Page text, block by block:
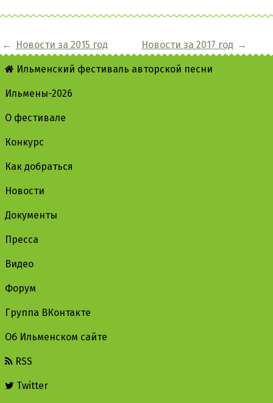
← Новости за 2015 год Новости за 2017 год →
Ильменский фестиваль авторской песни
Ильмены-2026
О фестивале
Конкурс
Как добраться
Новости
Документы
Пресса
Видео
Форум
Группа ВКонтакте
Об Ильменском сайте
RSS
Twitter